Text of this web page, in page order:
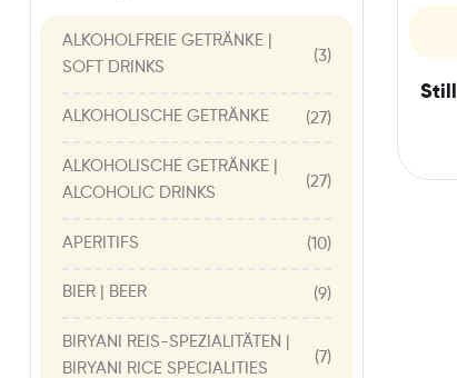
ALKOHOLFREIE GETRÄNKE |
SOFT DRINKS
(3)
ALKOHOLISCHE GETRÄNKE (27)
ALKOHOLISCHE GETRÄNKE |
ALCOHOLIC DRINKS
(27)
APERITIFS (10)
BIER | BEER (9)
BIRYANI REIS-SPEZIALITÄTEN |
BIRYANI RICE SPECIALITIES
(7)